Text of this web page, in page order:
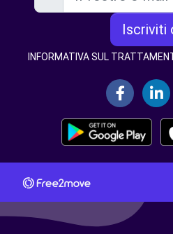
Iscriviti
INFORMATIVA SUL